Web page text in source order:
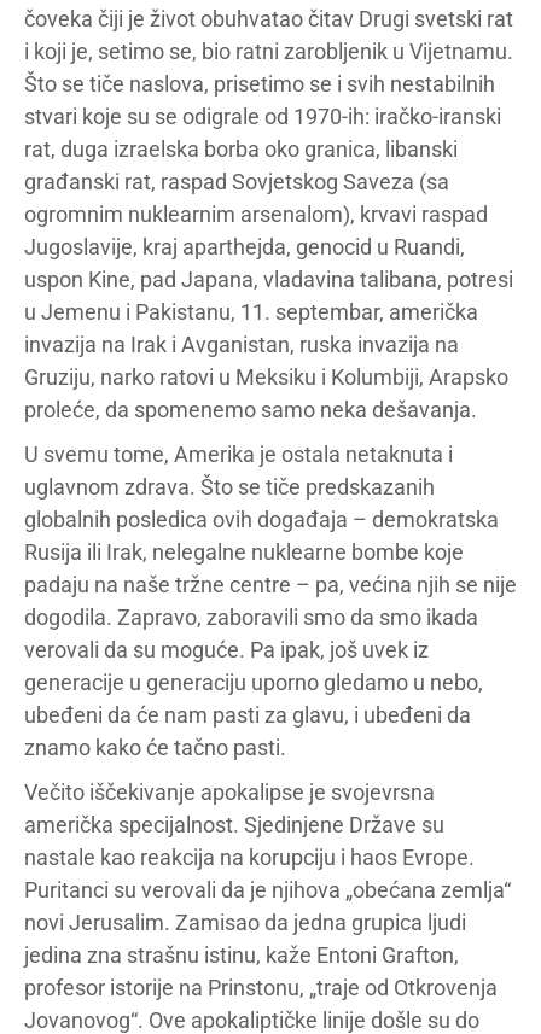
čoveka čiji je život obuhvatao čitav Drugi svetski rat
i koji je, setimo se, bio ratni zarobljenik u Vijetnamu.
Što se tiče naslova, prisetimo se i svih nestabilnih
stvari koje su se odigrale od 1970-ih: iračko-iranski
rat, duga izraelska borba oko granica, libanski
građanski rat, raspad Sovjetskog Saveza (sa
ogromnim nuklearnim arsenalom), krvavi raspad
Jugoslavije, kraj aparthejda, genocid u Ruandi,
uspon Kine, pad Japana, vladavina talibana, potresi
u Jemenu i Pakistanu, 11. septembar, američka
invazija na Irak i Avganistan, ruska invazija na
Gruziju, narko ratovi u Meksiku i Kolumbiji, Arapsko
proleće, da spomenemo samo neka dešavanja.
U svemu tome, Amerika je ostala netaknuta i
uglavnom zdrava. Što se tiče predskazanih
globalnih posledica ovih događaja – demokratska
Rusija ili Irak, nelegalne nuklearne bombe koje
padaju na naše tržne centre – pa, većina njih se nije
dogodila. Zapravo, zaboravili smo da smo ikada
verovali da su moguće. Pa ipak, još uvek iz
generacije u generaciju uporno gledamo u nebo,
ubeđeni da će nam pasti za glavu, i ubeđeni da
znamo kako će tačno pasti.
Večito iščekivanje apokalipse je svojevrsna
američka specijalnost. Sjedinjene Države su
nastale kao reakcija na korupciju i haos Evrope.
Puritanci su verovali da je njihova „obećana zemlja“
novi Jerusalim. Zamisao da jedna grupica ljudi
jedina zna strašnu istinu, kaže Entoni Grafton,
profesor istorije na Prinstonu, „traje od Otkrovenja
Jovanovog“. Ove apokaliptičke linije došle su do